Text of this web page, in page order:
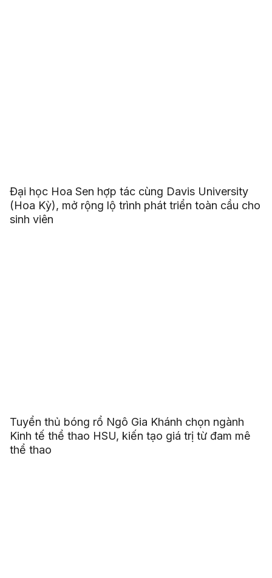
Đại học Hoa Sen hợp tác cùng Davis University
(Hoa Kỳ), mở rộng lộ trình phát triển toàn cầu cho
sinh viên
Tuyển thủ bóng rổ Ngô Gia Khánh chọn ngành
Kinh tế thể thao HSU, kiến tạo giá trị từ đam mê
thể thao